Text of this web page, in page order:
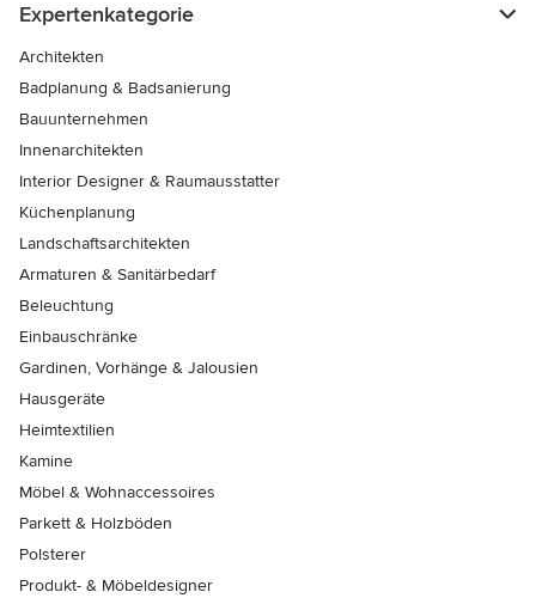
Expertenkategorie
Architekten
Badplanung & Badsanierung
Bauunternehmen
Innenarchitekten
Interior Designer & Raumausstatter
Küchenplanung
Landschaftsarchitekten
Armaturen & Sanitärbedarf
Beleuchtung
Einbauschränke
Gardinen, Vorhänge & Jalousien
Hausgeräte
Heimtextilien
Kamine
Möbel & Wohnaccessoires
Parkett & Holzböden
Polsterer
Produkt- & Möbeldesigner